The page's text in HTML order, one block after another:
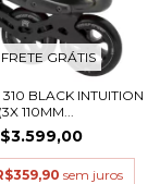
FRETE GRÁTIS
310 BLACK INTUITION
(3X 110MM...
sem juros